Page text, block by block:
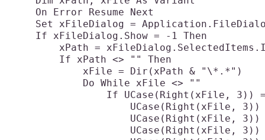
    On Error Resume Next
Set xFileDialog =
    If xFileDialog.Show = -1 Then
xPath =
        If xPath <> "" Then
            xFile = Dir(xPath & "\*.*")
            Do While xFile <> ""
If UCase(Right(xFile, 3))
UCase(Right(xFile, 3))
UCase(Right(xFile, 3))
UCase(Right(xFile, 3))